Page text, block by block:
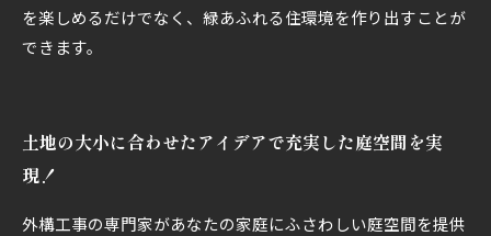
を楽しめるだけでなく、緑あふれる住環境を作り出すことが
できます。
土地の大小に合わせたアイデアで充実した庭空間を実
現！
外構工事の専門家があなたの家庭にふさわしい庭空間を提供